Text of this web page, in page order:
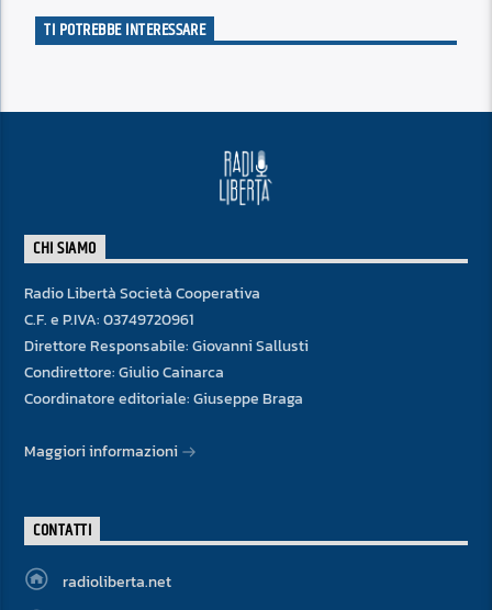
TI POTREBBE INTERESSARE
CHI SIAMO
Radio Libertà Società Cooperativa
C.F. e P.IVA: 03749720961
Direttore Responsabile: Giovanni Sallusti
Condirettore: Giulio Cainarca
Coordinatore editoriale: Giuseppe Braga
Maggiori informazioni
CONTATTI
radioliberta.net